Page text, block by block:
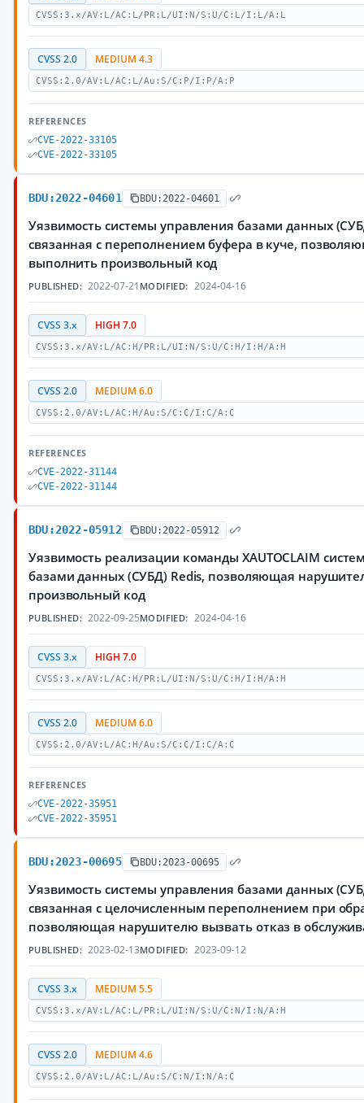
CVSS:3.x/AV:L/AC:L/PR:L/UI:N/S:U/C:L/I:L/A:L
CVSS 2.0 MEDIUM 4.3
CVSS:2.0/AV:L/AC:L/Au:S/C:P/I:P/A:P
REFERENCES
CVE-2022-33105
CVE-2022-33105
BDU:2022-04601 BDU:2022-04601
Уязвимость системы управления базами данных
связанная с переполнением буфера в куче,
выполнить произвольный код
PUBLISHED: 2022-07-21 MODIFIED: 2024-04-16
CVSS 3.x HIGH 7.0
CVSS:3.x/AV:L/AC:H/PR:L/UI:N/S:U/C:H/I:H/A:H
CVSS 2.0 MEDIUM 6.0
CVSS:2.0/AV:L/AC:H/Au:S/C:C/I:C/A:C
REFERENCES
CVE-2022-31144
CVE-2022-31144
BDU:2022-05912 BDU:2022-05912
Уязвимость реализации команды XAUTOCLAIM
базами данных (СУБД) Redis, позволяющая
произвольный код
PUBLISHED: 2022-09-25MODIFIED: 2024-04-16
CVSS 3.x HIGH 7.0
CVSS:3.x/AV:L/AC:H/PR:L/UI:N/S:U/C:H/I:H/A:H
CVSS 2.0 MEDIUM 6.0
CVSS:2.0/AV:L/AC:H/Au:S/C:C/I:C/A:C
REFERENCES
CVE-2022-35951
CVE-2022-35951
BDU:2023-00695 BDU:2023-00695
Уязвимость системы управления базами данных
связанная с целочисленным переполнением при
позволяющая нарушителю вызвать отказ в
PUBLISHED: 2023-02-13MODIFIED: 2023-09-12
CVSS 3.x MEDIUM 5.5
CVSS:3.x/AV:L/AC:L/PR:L/UI:N/S:U/C:N/I:N/A:H
CVSS 2.0 MEDIUM 4.6
CVSS:2.0/AV:L/AC:L/Au:S/C:N/I:N/A:C